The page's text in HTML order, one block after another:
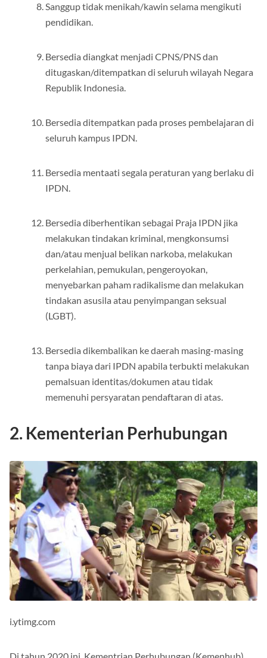
Sanggup tidak menikah/kawin selama mengikuti
pendidikan.
Bersedia diangkat menjadi CPNS/PNS dan
ditugaskan/ditempatkan di seluruh wilayah Negara
Republik Indonesia.
Bersedia ditempatkan pada proses pembelajaran di
seluruh kampus IPDN.
Bersedia mentaati segala peraturan yang berlaku di
IPDN.
Bersedia diberhentikan sebagai Praja IPDN jika
melakukan tindakan kriminal, mengkonsumsi
dan/atau menjual belikan narkoba, melakukan
perkelahian, pemukulan, pengeroyokan,
menyebarkan paham radikalisme dan melakukan
tindakan asusila atau penyimpangan seksual
(LGBT).
Bersedia dikembalikan ke daerah masing-masing
tanpa biaya dari IPDN apabila terbukti melakukan
pemalsuan identitas/dokumen atau tidak
memenuhi persyaratan pendaftaran di atas.
2. Kementerian Perhubungan
i.ytimg.com